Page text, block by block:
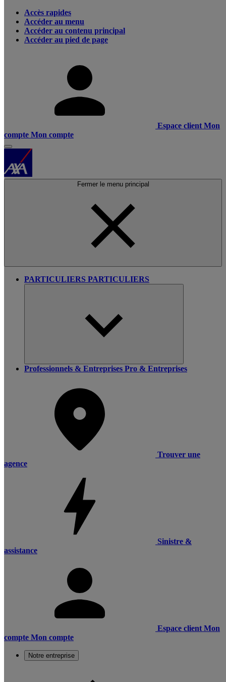
Accès rapides
Accéder au menu
Accéder au contenu principal
Accéder au pied de page
Espace client Mon
compte Mon compte
Fermer le menu principal
PARTICULIERS PARTICULIERS
Professionnels & Entreprises Pro & Entreprises
Trouver une
agence
Sinistre &
assistance
Espace client Mon
compte Mon compte
Notre entreprise